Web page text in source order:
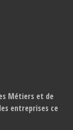
Métiers et de
entreprises ce